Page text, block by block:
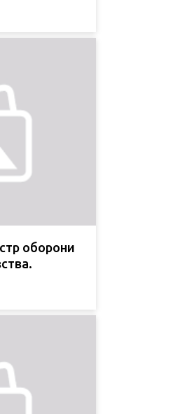
оборони